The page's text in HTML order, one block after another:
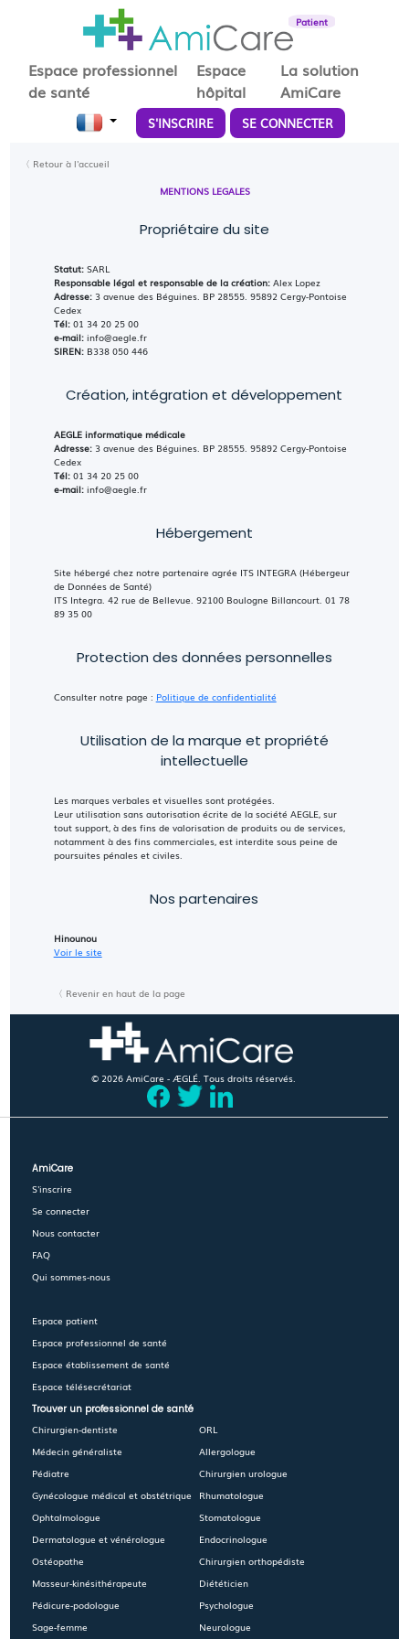
Patient
Espace professionnel
de santé
Espace
hôpital
La solution
AmiCare
S'INSCRIRE SE CONNECTER
〈 Retour à l'accueil
MENTIONS LEGALES
Propriétaire du site
Statut:SARL
Responsable légal et responsable de la création:Alex Lopez
Adresse:3 avenue des Béguines. BP 28555. 95892 Cergy-Pontoise
Cedex
Tél:01 34 20 25 00
e-mail:info@aegle.fr
SIREN:B338 050 446
Création, intégration et développement
AEGLE informatique médicale
Adresse:3 avenue des Béguines. BP 28555. 95892 Cergy-Pontoise
Cedex
Tél:01 34 20 25 00
e-mail:info@aegle.fr
Hébergement
Site hébergé chez notre partenaire agrée ITS INTEGRA (Hébergeur
de Données de Santé)
ITS Integra. 42 rue de Bellevue. 92100 Boulogne Billancourt. 01 78
89 35 00
Protection des données personnelles
Consulter notre page : Politique de confidentialité
Utilisation de la marque et propriété
intellectuelle
Les marques verbales et visuelles sont protégées.
Leur utilisation sans autorisation écrite de la société AEGLE, sur
tout support, à des fins de valorisation de produits ou de services,
notamment à des fins commerciales, est interdite sous peine de
poursuites pénales et civiles.
Nos partenaires
Hinounou
Voir le site
〈 Revenir en haut de la page
© 2026 AmiCare - ÆGLÉ. Tous droits réservés.
AmiCare
S'inscrire
Se connecter
Nous contacter
FAQ
Qui sommes-nous
Espace patient
Espace professionnel de santé
Espace établissement de santé
Espace télésecrétariat
Trouver un professionnel de santé
Chirurgien-dentiste
Médecin généraliste
Pédiatre
Gynécologue médical et obstétrique
Ophtalmologue
Dermatologue et vénérologue
Ostéopathe
Masseur-kinésithérapeute
Pédicure-podologue
Sage-femme
ORL
Allergologue
Chirurgien urologue
Rhumatologue
Stomatologue
Endocrinologue
Chirurgien orthopédiste
Diététicien
Psychologue
Neurologue